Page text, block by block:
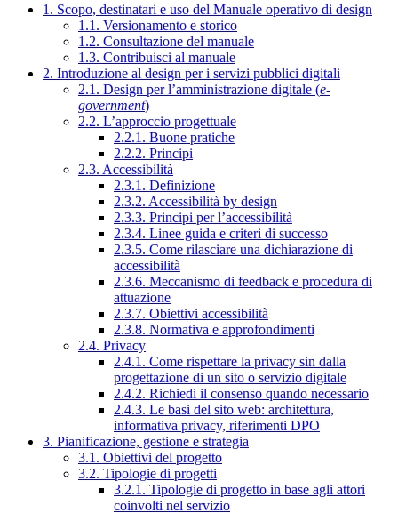
1. Scopo, destinatari e uso del Manuale operativo di design
1.1. Versionamento e storico
1.2. Consultazione del manuale
1.3. Contribuisci al manuale
2. Introduzione al design per i servizi pubblici digitali
2.1. Design per l’amministrazione digitale (e-
government)
2.2. L’approccio progettuale
2.2.1. Buone pratiche
2.2.2. Principi
2.3. Accessibilità
2.3.1. Definizione
2.3.2. Accessibilità by design
2.3.3. Principi per l’accessibilità
2.3.4. Linee guida e criteri di successo
2.3.5. Come rilasciare una dichiarazione di
accessibilità
2.3.6. Meccanismo di feedback e procedura di
attuazione
2.3.7. Obiettivi accessibilità
2.3.8. Normativa e approfondimenti
2.4. Privacy
2.4.1. Come rispettare la privacy sin dalla
progettazione di un sito o servizio digitale
2.4.2. Richiedi il consenso quando necessario
2.4.3. Le basi del sito web: architettura,
informativa privacy, riferimenti DPO
3. Pianificazione, gestione e strategia
3.1. Obiettivi del progetto
3.2. Tipologie di progetti
3.2.1. Tipologie di progetto in base agli attori
coinvolti nel servizio